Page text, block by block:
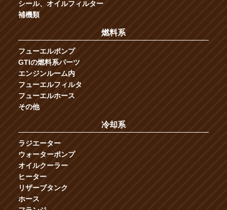
シール、オイルフィルター
補機類
燃料系
フューエルポンプ
GTIの燃料系パーツ
エンジンルーム内
フューエルフィルタ
フューエルホース
その他
冷却系
ラジエーター
ウォーターポンプ
オイルクーラー
ヒーター
リザーブタンク
ホース